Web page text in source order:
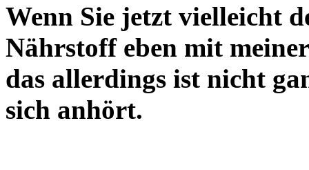
Wenn Sie jetzt vielleicht
Nährstoff eben mit
das allerdings ist nicht
sich anhört.